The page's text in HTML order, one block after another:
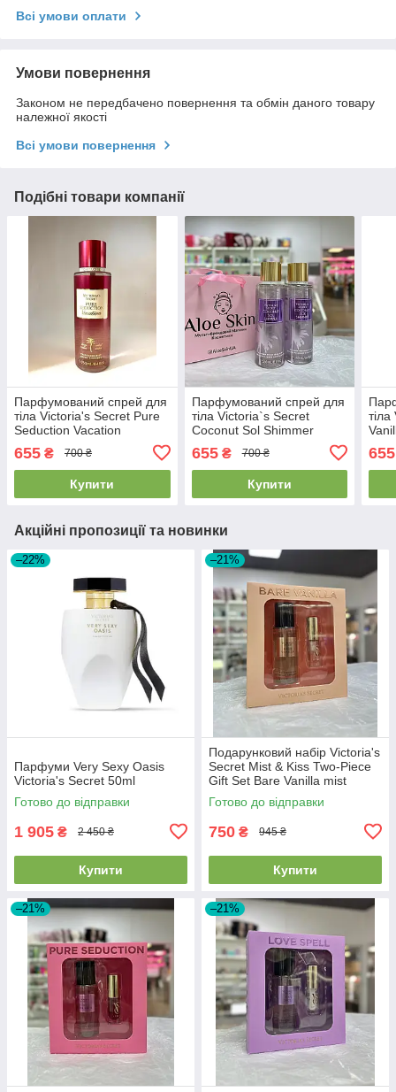
Всі умови оплати
Умови повернення
Законом не передбачено повернення та обмін даного товару
належної якості
Всі умови повернення
Подібні товари компанії
Парфумований спрей для
тіла Victoria's Secret Pure
Seduction Vacation
655 ₴ 700 ₴
Купити
Парфумований спрей для
тіла Victoria`s Secret
Coconut Sol Shimmer
655₴ 700 ₴
Купити
655
Акційні пропозиції та новинки
–22%
Парфуми Very Sexy Oasis
Victoria's Secret 50ml
Готово до відправки
1 905 ₴ 2 450 ₴
Купити
–21%
Подарунковий набір Victoria's
Secret Mist & Kiss Two-Piece
Gift Set Bare Vanilla mist
75мл+ lip oil 3.2г
Готово до відправки
750 ₴ 945 ₴
Купити
–21% –21%